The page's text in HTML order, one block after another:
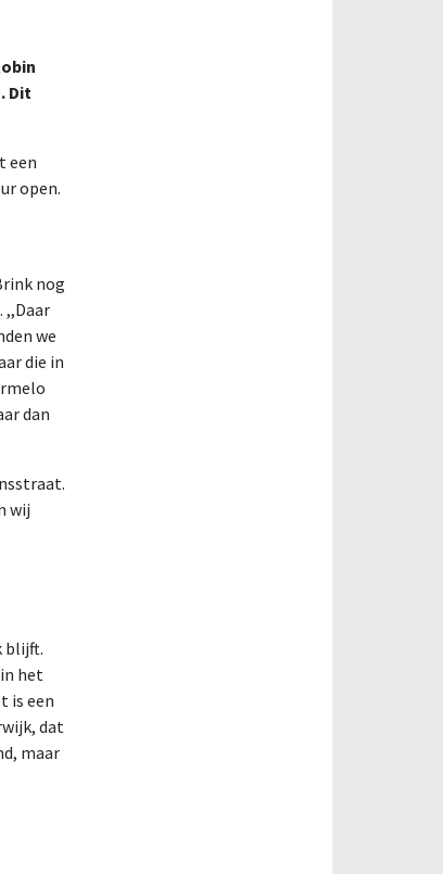
Dit
een
open.
nog
we
die in
dan
wij
blijft.
het
is een
dat
maar